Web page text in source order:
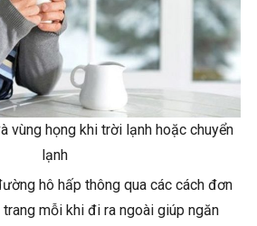
vùng họng khi trời lạnh hoặc chuyển
lạnh
hô hấp thông qua các cách đơn
mỗi khi đi ra ngoài giúp ngăn